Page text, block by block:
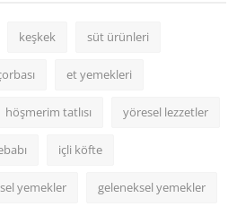
keşkek süt ürünleri
et yemekleri
höşmerim tatlısı yöresel lezzetler
içli köfte
yemekler geleneksel yemekler